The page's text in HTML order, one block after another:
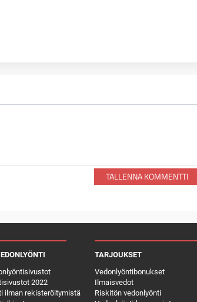
TALLENNA KOMMENTTI
2022
ilman rekisteröitymistä
TARJOUKSET
Vedonlyöntibonukset
Ilmaisvedot
Riskitön vedonlyönti